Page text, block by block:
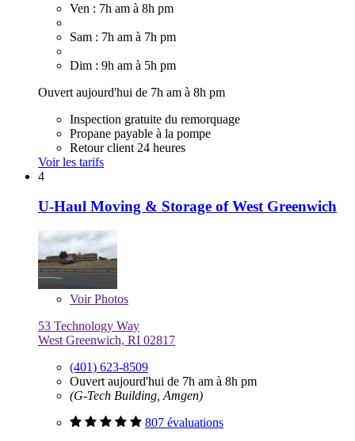
Ven : 7h am à 8h pm
Sam : 7h am à 7h pm
Dim : 9h am à 5h pm
Ouvert aujourd'hui de 7h am à 8h pm
Inspection gratuite du remorquage
Propane payable à la pompe
Retour client 24 heures
Voir les tarifs
4
U-Haul Moving & Storage of West Greenwich
VoirPhotos
53 Technology Way
West Greenwich, RI 02817
(401) 623-8509
Ouvert aujourd'hui de 7h am à 8h pm
(G-Tech Building, Amgen)
807 évaluations